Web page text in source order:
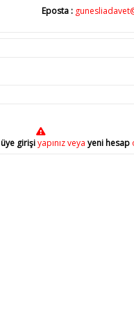
Eposta :
üye girişiyapınız veya yeni hesap